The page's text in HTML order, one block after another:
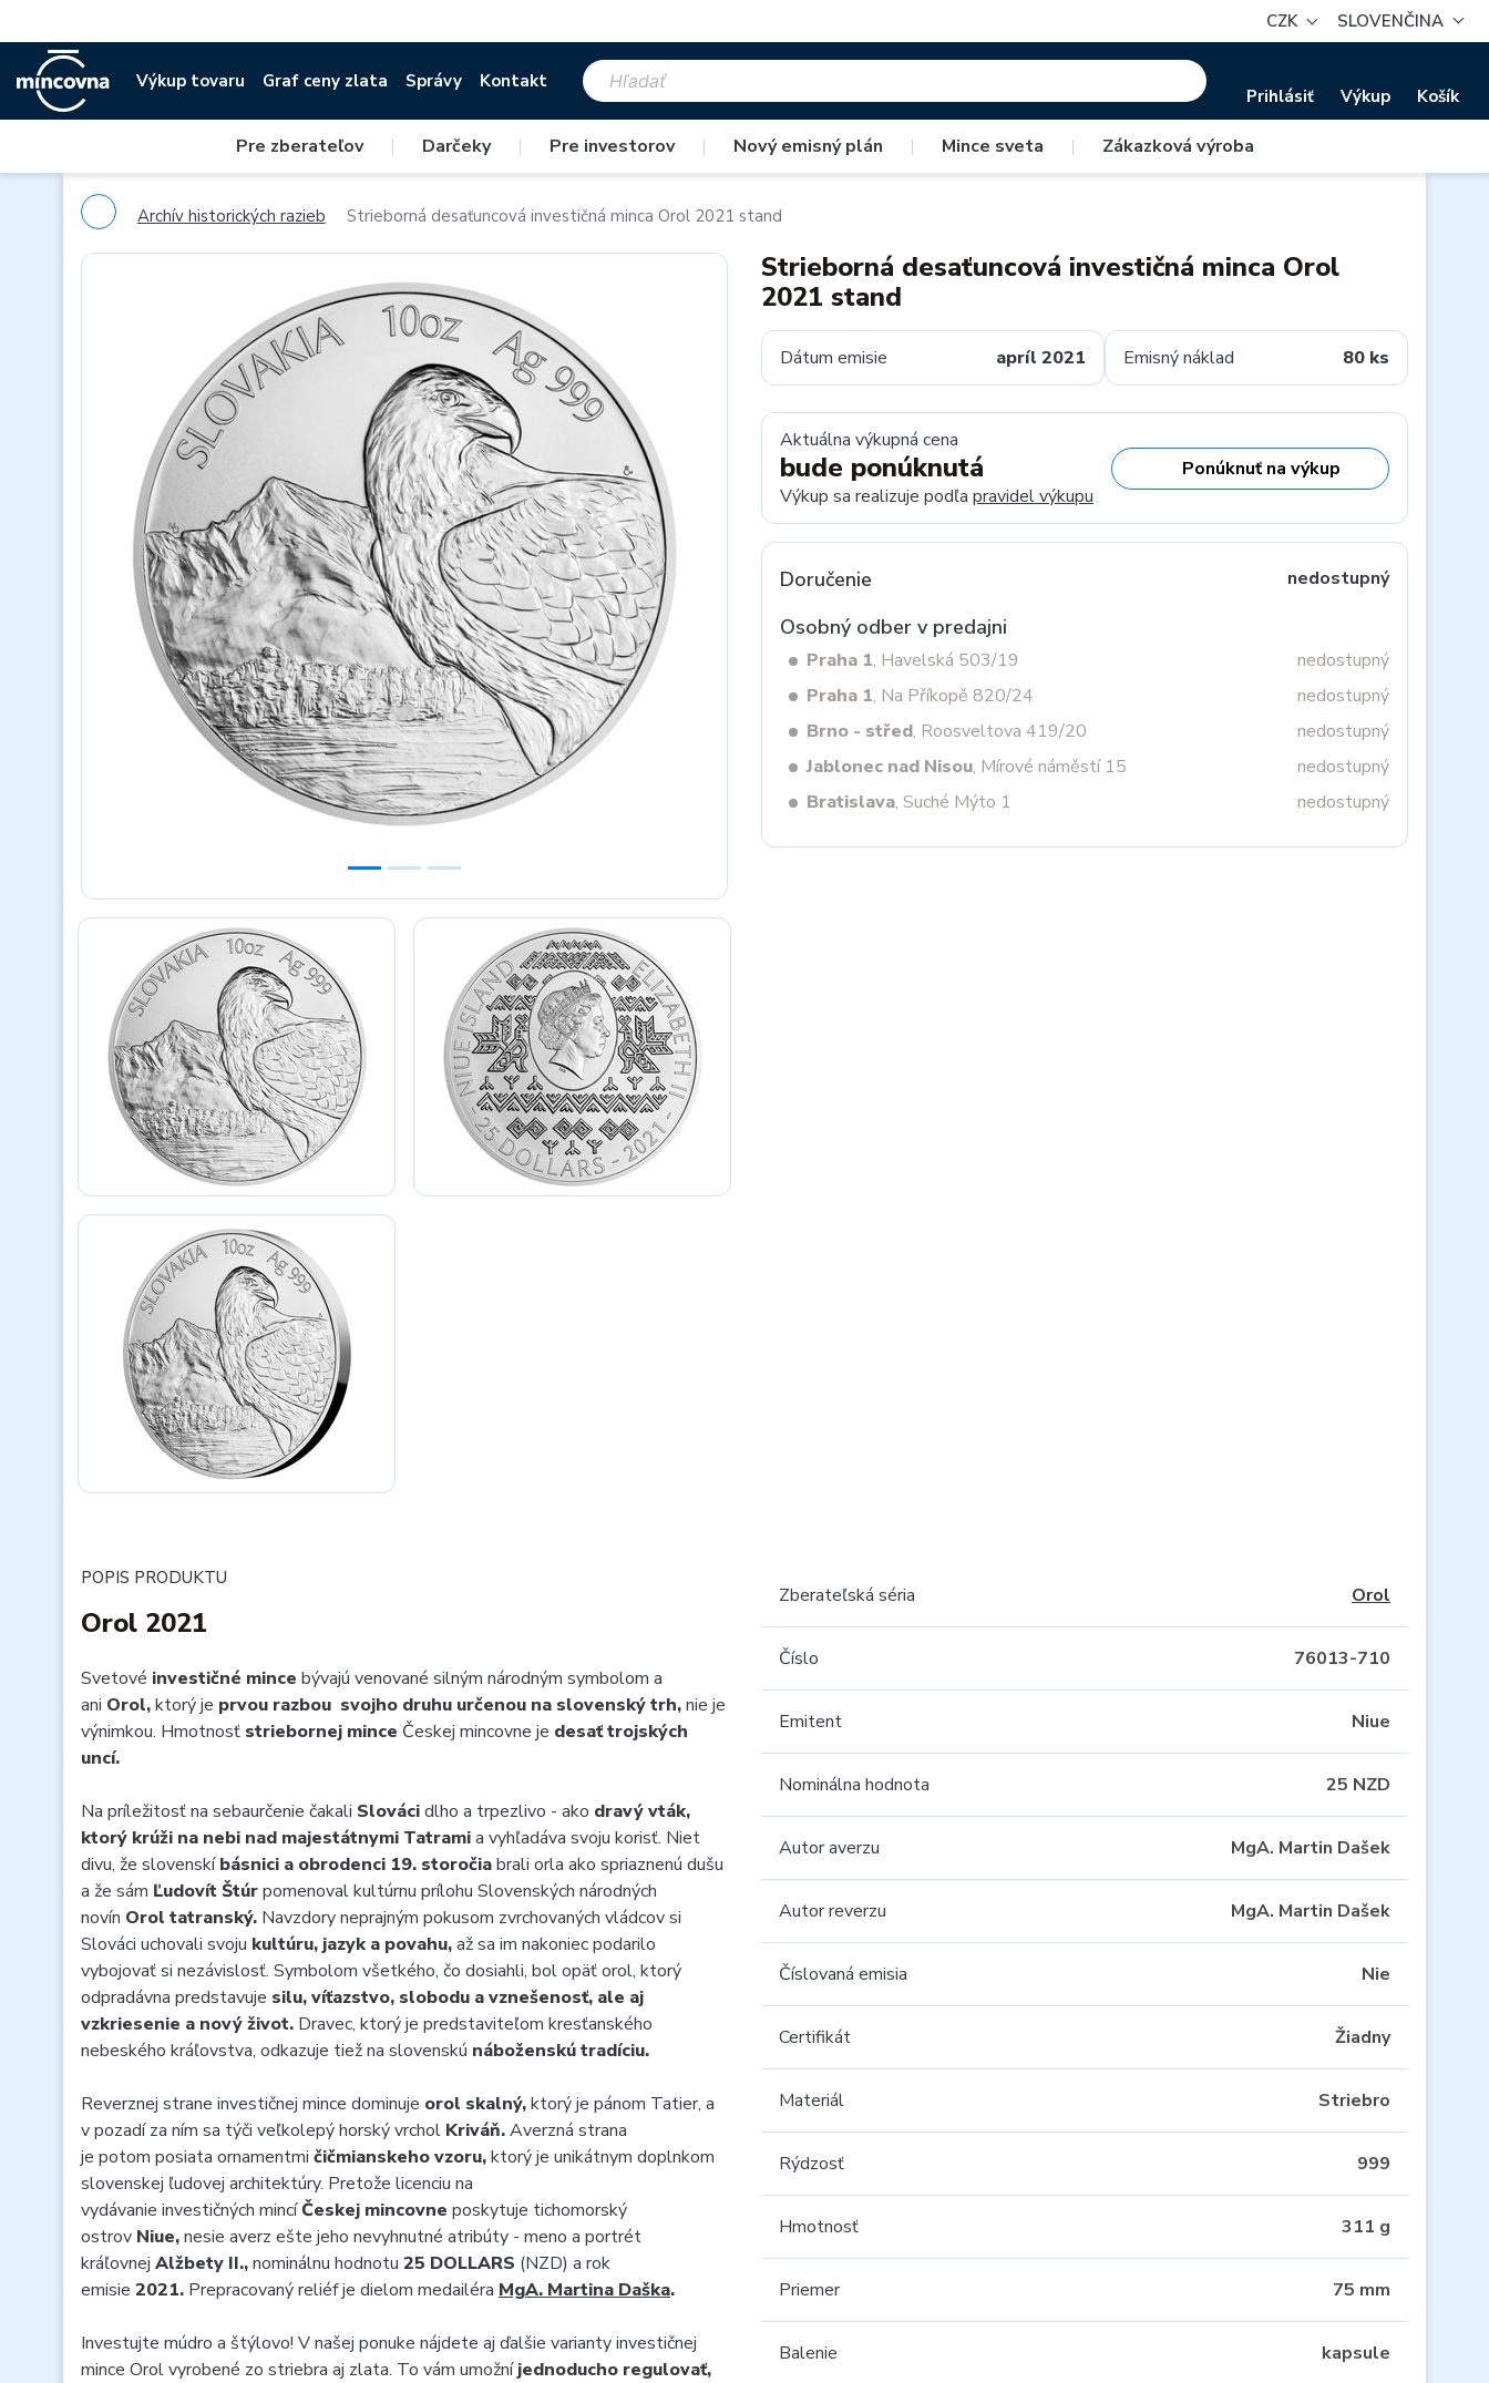
CZK SLOVENČINA
Výkup tovaru Graf ceny zlata Správy Kontakt
Prihlásiť Výkup Košík
Pre zberateľov | Darčeky | Pre investorov | Nový emisný plán | Mince sveta | Zákazková výroba
Archív historických razieb Strieborná desaťuncová investičná minca Orol 2021 stand
Previous
Strieborná desaťuncová investičná minca Orol
2021 stand
Dátum emisie apríl 2021 Emisný náklad 80 ks
Aktuálna výkupná cena
bude ponúknutá
Výkup sa realizuje podľa pravidel výkupu
Ponúknuť na výkup
Doručenie nedostupný
Osobný odber v predajni
Praha 1, Havelská 503/19
nedostupný
Praha 1, Na Příkopě 820/24
nedostupný
Brno - střed, Roosveltova 419/20
nedostupný
Jablonec nad Nisou, Mírové náměstí 15
nedostupný
Bratislava, Suché Mýto 1 nedostupný
POPIS PRODUKTU
Orol 2021
Svetové investičné mince bývajú venované silným národným symbolom a
ani Orol,ktorý je prvou razbou svojho druhu určenou na slovenský trh,nie je
výnimkou. Hmotnosť striebornej mince Českej mincovne je desať trojských
uncí.
Na príležitosť na sebaurčenie čakali Slovácidlho a trpezlivo - ako dravý vták,
ktorý krúži na nebi nad majestátnymi Tatramia vyhľadáva svoju korisť. Niet
divu, že slovenskíbásnici a obrodenci 19. storočiabrali orla ako spriaznenú dušu
a že sám Ľudovít Štúrpomenoval kultúrnu prílohu Slovenských národných
novín Orol tatranský. Navzdory neprajným pokusom zvrchovaných vládcov si
Slováci uchovali svoju kultúru, jazyk a povahu,až sa im nakoniec podarilo
vybojovať si nezávislosť. Symbolom všetkého, čo dosiahli, bol opäť orol, ktorý
odpradávna predstavuje silu, víťazstvo, slobodu a vznešenosť, ale aj
vzkriesenie a nový život. Dravec, ktorý je predstaviteľom kresťanského
nebeského kráľovstva, odkazuje tiež na slovenskú náboženskú tradíciu.
Reverznej strane investičnej mince dominuje orol skalný,ktorý je pánom Tatier, a
v pozadí za ním sa týči veľkolepý horský vrchol Kriváň.Averzná strana
je potom posiata ornamentmi čičmianskeho vzoru,ktorý je unikátnym doplnkom
slovenskej ľudovej architektúry. Pretože licenciu na
vydávanie investičných mincíČeskej mincovne poskytuje tichomorský
ostrov Niue,nesie averz ešte jeho nevyhnutné atribúty - meno a portrét
kráľovnej Alžbety II.,nominálnu hodnotu 25 DOLLARS (NZD) a rok
emisie 2021. Prepracovaný reliéf je dielom medailéra MgA. Martina Daška.
Investujte múdro a štýlovo! V našej ponuke nájdete aj ďalšie varianty investičnej
mince Orol vyrobené zo striebra aj zlata. To vám umožníjednoducho regulovať,
Zberateľská séria Orol
Číslo 76013-710
Emitent Niue
Nominálna hodnota 25 NZD
Autor averzu MgA. Martin Dašek
Autor reverzu MgA. Martin Dašek
Číslovaná emisia Nie
Certifikát Žiadny
Materiál Striebro
Rýdzosť 999
Hmotnosť 311 g
Priemer 75 mm
Balenie kapsule